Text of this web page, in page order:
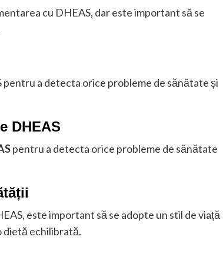
cu DHEAS, dar este important să se
a detecta orice probleme de sănătate și
DHEAS
pentru a detecta orice probleme de sănătate
este important să se adopte un stil de viață
dietă echilibrată.